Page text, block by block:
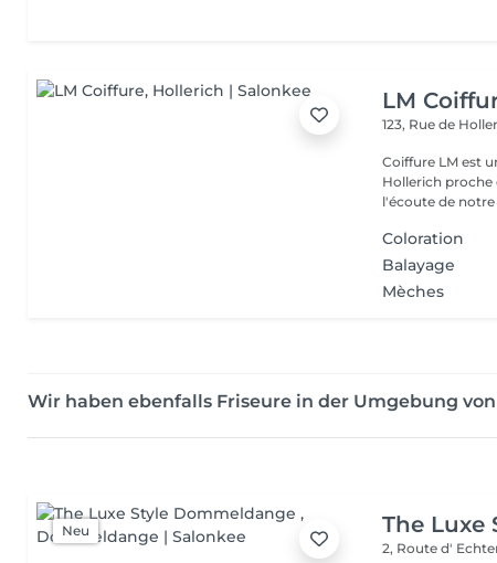
LM
123, Rue de
Coiffure LM est
Hollerich proche de la
l'écoute de notre
Coloration
Balayage
Mèches
Wir haben ebenfalls Friseure in der Umgebung
Neu The Luxe
2, Route d'